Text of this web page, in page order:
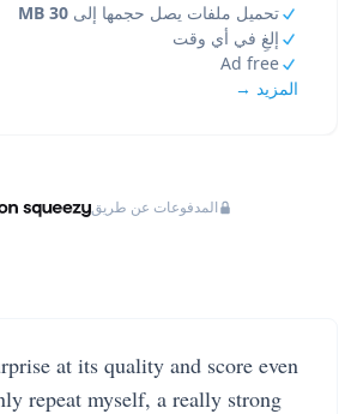
تحميل ملفات يصل حجمها إلى 30 MB
إلغِ في أي وقت
Ad free
المزيد →
المدفوعات عن طريق
at its quality and score even
repeat myself, a really strong